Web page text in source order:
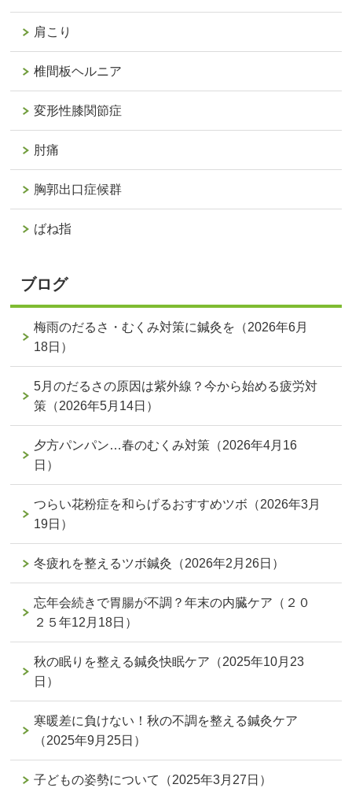
肩こり
椎間板ヘルニア
変形性膝関節症
肘痛
胸郭出口症候群
ばね指
ブログ
梅雨のだるさ・むくみ対策に鍼灸を（2026年6月
18日）
5月のだるさの原因は紫外線？今から始める疲労対
策（2026年5月14日）
夕方パンパン…春のむくみ対策（2026年4月16
日）
つらい花粉症を和らげるおすすめツボ（2026年3月
19日）
冬疲れを整えるツボ鍼灸（2026年2月26日）
忘年会続きで胃腸が不調？年末の内臓ケア（２０
２５年12月18日）
秋の眠りを整える鍼灸快眠ケア（2025年10月23
日）
寒暖差に負けない！秋の不調を整える鍼灸ケア
（2025年9月25日）
子どもの姿勢について（2025年3月27日）